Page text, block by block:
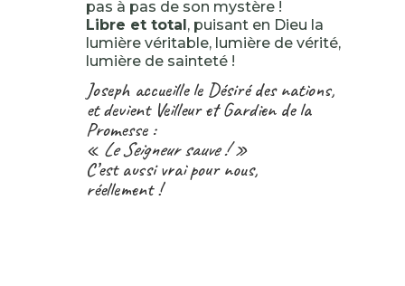
pas à pas de son mystère !
Libre et total, puisant en Dieu la
lumière véritable, lumière de vérité,
lumière de sainteté !
Joseph accueille le Désiré des nations,
et devient Veilleur et Gardien de la
Promesse :
« Le Seigneur sauve ! »
C’est aussi vrai pour nous,
réellement !